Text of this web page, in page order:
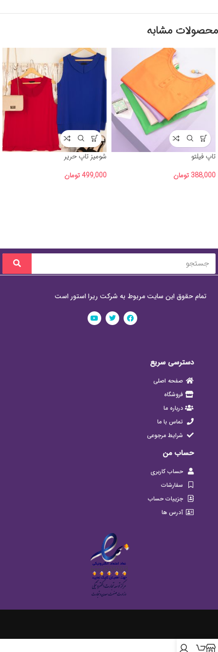
محصولات مشابه
تاپ فیلتو
388,000 تومان
شومیز تاپ حریر
499,000تومان
تمام حقوق این سایت مربوط به شرکت ریرا استور است
دسترسی سریع
صفحه اصلی
فروشگاه
درباره ما
تماس با ما
شرایط مرجوعی
حساب من
حساب کاربری
سفارشات
جزییات حساب
آدرس ها